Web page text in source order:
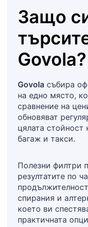
Защо
Govola?
Govola събира
на едно място,
сравнение на
обновяват
цялата стойност
багаж и такси.
Полезни филтри
резултатите по
спирания и
което ви
практичната